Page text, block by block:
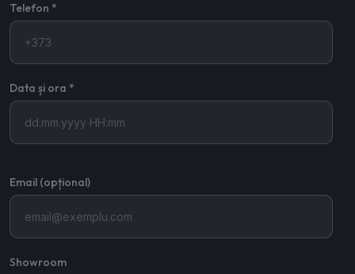
Telefon *
Data și ora *
Email (opțional)
Showroom